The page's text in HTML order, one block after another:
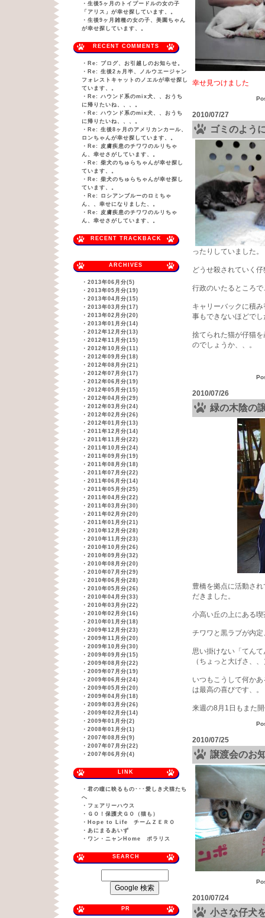
・ 生後5ヶ月のトイプードルの女の子
「アリス」が幸せ探しています、。
・ 生後9ヶ月雑種の女の子、美園ちゃん
が幸せ探しています、。
RECENT COMMENTS
・ Re: ブログ、お引越しのお知らせ。
・ Re: 生後2ヵ月半、ノルウエージャン
フォレストキャットのノエルが幸せ探し
ています、。
・ Re: ハウンド系のmix犬、、おうち
に帰りたいね、、、。
・ Re: ハウンド系のmix犬、、おうち
に帰りたいね、、、。
・ Re: 生後8ヶ月のアメリカンカール、
ロンちゃんが幸せ探しています、。
・ Re: 皮膚疾患のチワワのルリちゃ
ん、幸せさがしています、。
・ Re: 柴犬のちゅらちゃんが幸せ探し
ています、。
・ Re: 柴犬のちゅらちゃんが幸せ探し
ています、。
・ Re: ロシアンブルーのロミちゃ
ん、、幸せになりました、。
・ Re: 皮膚疾患のチワワのルリちゃ
ん、幸せさがしています、。
RECENT TRACKBACK
ARCHIVES
・ 2013年06月分(5)
・ 2013年05月分(19)
・ 2013年04月分(15)
・ 2013年03月分(17)
・ 2013年02月分(20)
・ 2013年01月分(14)
・ 2012年12月分(13)
・ 2012年11月分(15)
・ 2012年10月分(11)
・ 2012年09月分(18)
・ 2012年08月分(21)
・ 2012年07月分(17)
・ 2012年06月分(19)
・ 2012年05月分(15)
・ 2012年04月分(29)
・ 2012年03月分(24)
・ 2012年02月分(26)
・ 2012年01月分(13)
・ 2011年12月分(14)
・ 2011年11月分(22)
・ 2011年10月分(24)
・ 2011年09月分(19)
・ 2011年08月分(18)
・ 2011年07月分(22)
・ 2011年06月分(14)
・ 2011年05月分(25)
・ 2011年04月分(22)
・ 2011年03月分(30)
・ 2011年02月分(20)
・ 2011年01月分(21)
・ 2010年12月分(28)
・ 2010年11月分(23)
・ 2010年10月分(26)
・ 2010年09月分(32)
・ 2010年08月分(20)
・ 2010年07月分(29)
・ 2010年06月分(28)
・ 2010年05月分(26)
・ 2010年04月分(33)
・ 2010年03月分(22)
・ 2010年02月分(16)
・ 2010年01月分(18)
・ 2009年12月分(23)
・ 2009年11月分(20)
・ 2009年10月分(30)
・ 2009年09月分(15)
・ 2009年08月分(22)
・ 2009年07月分(19)
・ 2009年06月分(24)
・ 2009年05月分(20)
・ 2009年04月分(18)
・ 2009年03月分(26)
・ 2009年02月分(14)
・ 2009年01月分(2)
・ 2008年01月分(1)
・ 2007年08月分(9)
・ 2007年07月分(22)
・ 2007年06月分(4)
LINK
・ 君の瞳に映るもの･･･愛しき犬猫たち
へ
・ フェアリーハウス
・ ＧＯ！保護犬ＧＯ（猫も）
・ Hope to Life チームＺＥＲＯ
・ あにまるあいず
・ ワン・ニャンHome ポラリス
SEARCH
PR
幸せ見つけました
2010/07/27
ゴミのよう
ったりしていました。
どうせ殺されていく
行政のいたるところ
キャリーバックに積
事もできないほどでし
捨てられた猫が仔猫
のでしょうか、、。
2010/07/26
緑の木陰の
豊橋を拠点に活動さ
だきました。
小高い丘の上にある
チワワと黒ラブが内
思い掛けない「てん
（ちょっと大げさ、
いつもこうして何か
は最高の喜びです、。
来週の8月1日もまた
2010/07/25
譲渡会のお
2010/07/24
小さな仔犬